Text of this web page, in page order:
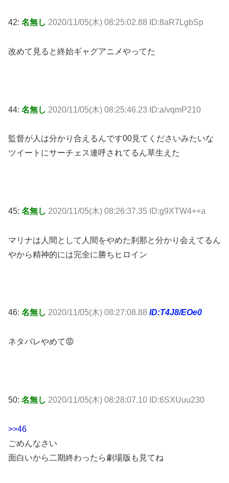
42: 名無し 2020/11/05(木) 08:25:02.88 ID:8aR7LgbSp
改めて見ると終始ギャグアニメやってた
44: 名無し 2020/11/05(木) 08:25:46.23 ID:a/vqmP210
監督が人は分かり合えるんです00見てくださいみたいな
ツイートにサーチェス連呼されてるん草生えた
45: 名無し 2020/11/05(木) 08:26:37.35 ID:g9XTW4++a
マリナは人間として人間をやめた刹那と分かり会えてるん
やから精神的には完全に勝ちヒロイン
46: 名無し 2020/11/05(木) 08:27:08.88 ID:T4J8/EOe0
ネタバレやめて😡
50: 名無し 2020/11/05(木) 08:28:07.10 ID:6SXUuu230
>>46
ごめんなさい
面白いから二期終わったら劇場版も見てね